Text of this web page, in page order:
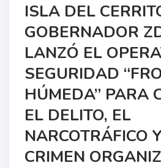
ISLA DEL
GOBERNADOR
LANZÓ EL
SEGURIDAD
HÚMEDA” PARA
EL DELITO, EL
NARCOTRÁFICO
CRIMEN